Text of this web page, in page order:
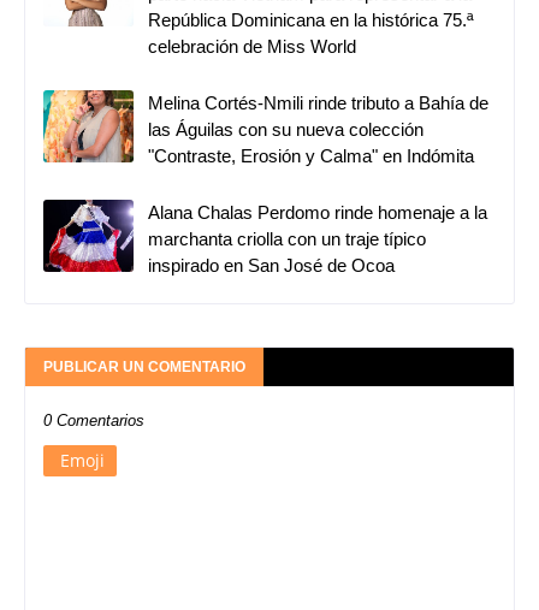
República Dominicana en la histórica 75.ª
celebración de Miss World
Melina Cortés-Nmili rinde tributo a Bahía de
las Águilas con su nueva colección
"Contraste, Erosión y Calma" en Indómita
Alana Chalas Perdomo rinde homenaje a la
marchanta criolla con un traje típico
inspirado en San José de Ocoa
PUBLICAR UN COMENTARIO
0 Comentarios
Emoji